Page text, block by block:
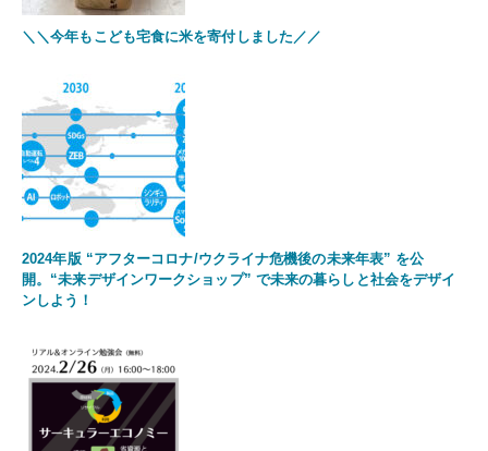
＼＼今年もこども宅食に米を寄付しました／／
2024年版 “アフターコロナ/ウクライナ危機後の未来年表” を公
開。“未来デザインワークショップ” で未来の暮らしと社会をデザイ
ンしよう！